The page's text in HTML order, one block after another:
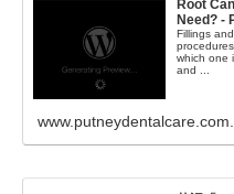
Root
Need? -
Fillings
which one
and ...